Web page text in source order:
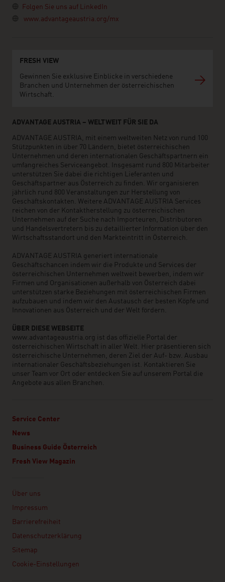
Folgen Sie uns auf LinkedIn
www.advantageaustria.org/mx
FRESH VIEW
Gewinnen Sie exklusive Einblicke in verschiedene
Branchen und Unternehmen der österreichischen
Wirtschaft.
ADVANTAGE AUSTRIA – WELTWEIT FÜR SIE DA
ADVANTAGE AUSTRIA, mit einem weltweiten Netz von rund 100
Stützpunkten in über 70 Ländern, bietet österreichischen
Unternehmen und deren internationalen Geschäftspartnern ein
umfangreiches Serviceangebot. Insgesamt rund 800 Mitarbeiter
unterstützen Sie dabei die richtigen Lieferanten und
Geschäftspartner aus Österreich zu finden. Wir organisieren
jährlich rund 800 Veranstaltungen zur Herstellung von
Geschäftskontakten. Weitere ADVANTAGE AUSTRIA Services
reichen von der Kontaktherstellung zu österreichischen
Unternehmen auf der Suche nach Importeuren, Distributoren
und Handelsvertretern bis zu detaillierter Information über den
Wirtschaftsstandort und den Markteintritt in Österreich.
ADVANTAGE AUSTRIA generiert internationale
Geschäftschancen indem wir die Produkte und Services der
österreichischen Unternehmen weltweit bewerben, indem wir
Firmen und Organisationen außerhalb von Österreich dabei
unterstützen starke Beziehungen mit österreichischen Firmen
aufzubauen und indem wir den Austausch der besten Köpfe und
Innovationen aus Österreich und der Welt fördern.
ÜBER DIESE WEBSEITE
www.advantageaustria.org ist das offizielle Portal der
österreichischen Wirtschaft in aller Welt. Hier präsentieren sich
österreichische Unternehmen, deren Ziel der Auf- bzw. Ausbau
internationaler Geschäftsbeziehungen ist. Kontaktieren Sie
unser Team vor Ort oder entdecken Sie auf unserem Portal die
Angebote aus allen Branchen.
Service Center
News
Business Guide Österreich
Fresh View Magazin
Über uns
Impressum
Barrierefreiheit
Datenschutzerklärung
Sitemap
Cookie-Einstellungen